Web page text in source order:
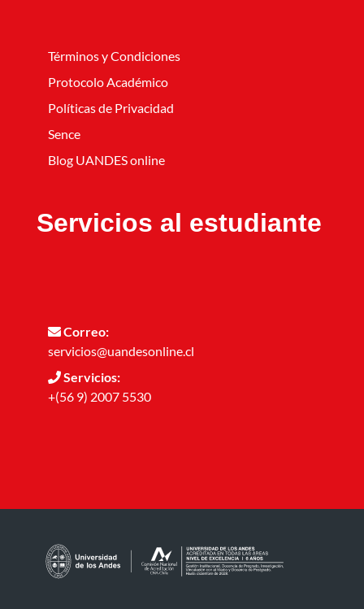
Términos y Condiciones
Protocolo Académico
Políticas de Privacidad
Sence
Blog UANDES online
Servicios al estudiante
Correo:
servicios@uandesonline.cl
Servicios:
+(56 9) 2007 5530